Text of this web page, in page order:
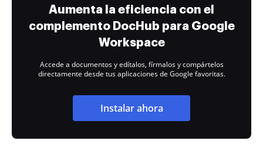
Aumenta la eficiencia con el
complemento DocHub para Google
Workspace
Accede a documentos y edítalos, fírmalos y compártelos
directamente desde tus aplicaciones de Google favoritas.
Instalar ahora